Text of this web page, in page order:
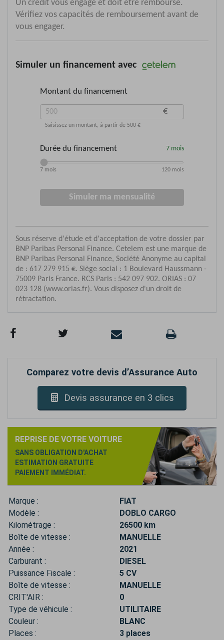
Comparez votre devis d’Assurance Auto
Devis assurance en 3 clics
REPRISE DE VOTRE VOITURE
SANS OBLIGATION D'ACHAT
ESTIMATION GRATUITE
PAIEMENT IMMÉDIAT.
Marque :
FIAT
Modèle :
DOBLO CARGO
Kilométrage :
26500 km
Boîte de vitesse :
MANUELLE
Année :
2021
Carburant :
DIESEL
Puissance Fiscale :
5 CV
Boîte de vitesse :
MANUELLE
CRIT'AIR :
0
Type de véhicule :
UTILITAIRE
Couleur :
BLANC
Places :
3 places